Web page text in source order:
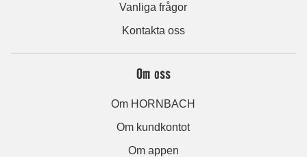
Vanliga frågor
Kontakta oss
Om oss
Om HORNBACH
Om kundkontot
Om appen